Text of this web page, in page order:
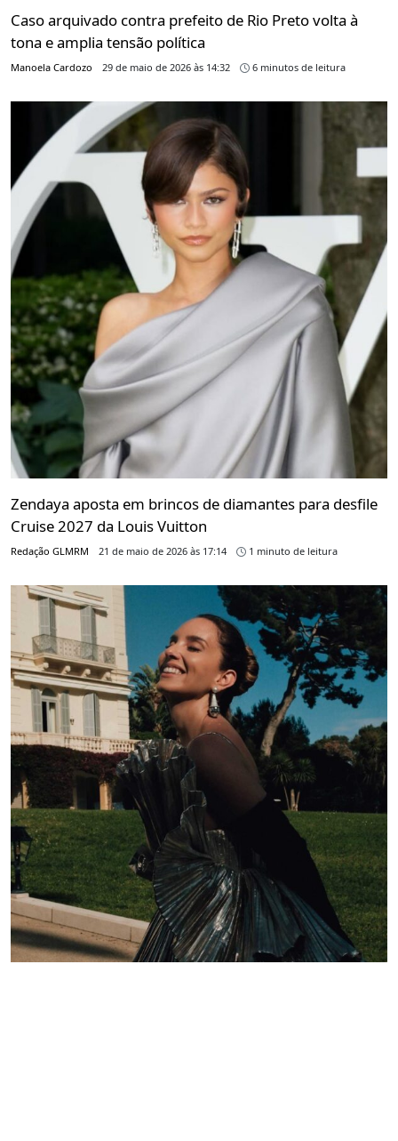
Caso arquivado contra prefeito de Rio Preto volta à
tona e amplia tensão política
Manoela Cardozo 29 de maio de 2026 às 14:32 6 minutos de leitura
Zendaya aposta em brincos de diamantes para desfile
Cruise 2027 da Louis Vuitton
Redação GLMRM 21 de maio de 2026 às 17:14 1 minuto de leitura